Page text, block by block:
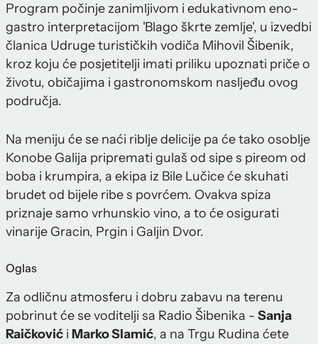
Program počinje zanimljivom i edukativnom eno-
gastro interpretacijom 'Blago škrte zemlje', u izvedbi
članica Udruge turističkih vodiča Mihovil Šibenik,
kroz koju će posjetitelji imati priliku upoznati priče o
životu, običajima i gastronomskom nasljeđu ovog
područja.
Na meniju će se naći riblje delicije pa će tako osoblje
Konobe Galija pripremati gulaš od sipe s pireom od
boba i krumpira, a ekipa iz Bile Lučice će skuhati
brudet od bijele ribe s povrćem. Ovakva spiza
priznaje samo vrhunskio vino, a to će osigurati
vinarije Gracin, Prgin i Galjin Dvor.
Oglas
Za odličnu atmosferu i dobru zabavu na terenu
pobrinut će se voditelji sa Radio Šibenika - Sanja
Raičković i Marko Slamić, a na Trgu Rudina ćete